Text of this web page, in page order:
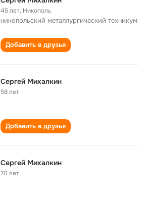
45 лет, Никополь
никопольский металлургический техникум
Добавить в друзья
Сергей Михалкин
58 лет
Добавить в друзья
Сергей Михалкин
70 лет